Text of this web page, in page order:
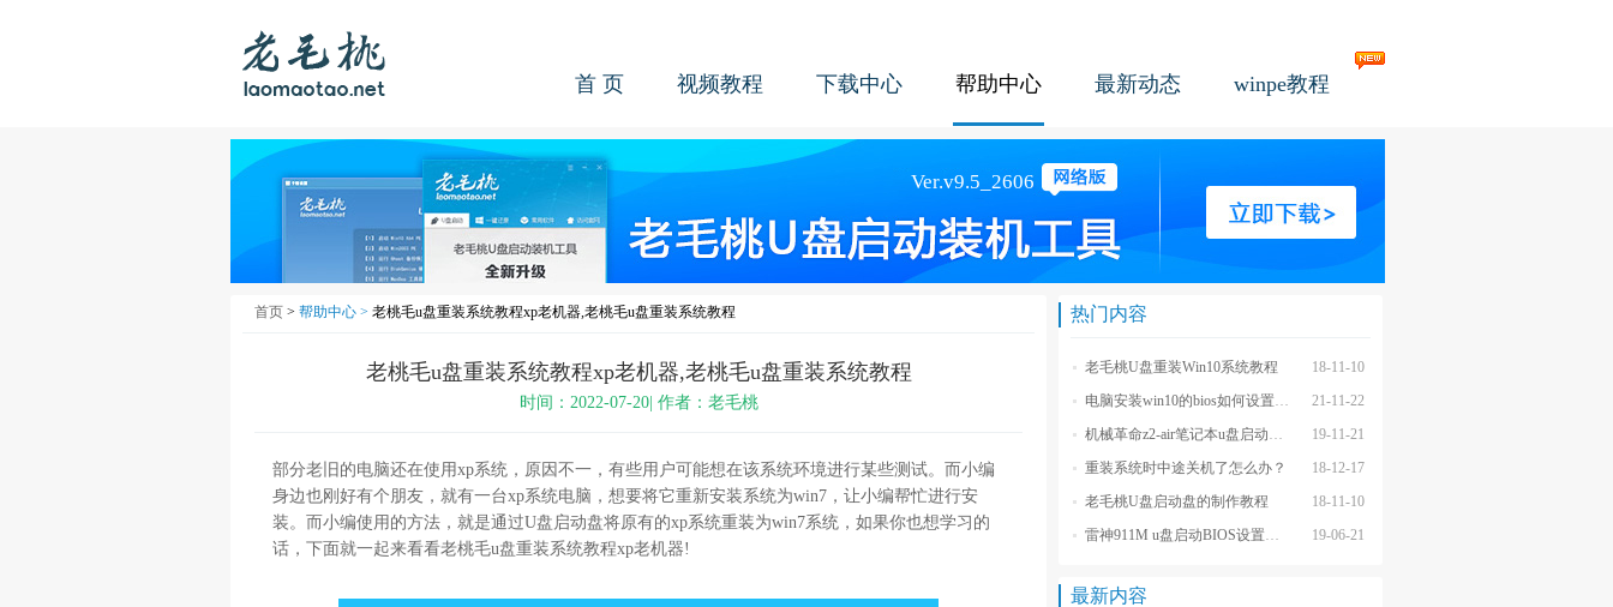
首 页 视频教程 下载中心 帮助中心 最新动态 winpe教程
首页 > 帮助中心 > 老桃毛u盘重装系统教程xp老机器,老桃毛u盘重装系统教程
老桃毛u盘重装系统教程xp老机器,老桃毛u盘重装系统教程
时间：2022-07-20| 作者：老毛桃
部分老旧的电脑还在使用xp系统，原因不一，有些用户可能想在该系统环境进行某些测试。而小编
身边也刚好有个朋友，就有一台xp系统电脑，想要将它重新安装系统为win7，让小编帮忙进行安
装。而小编使用的方法，就是通过U盘启动盘将原有的xp系统重装为win7系统，如果你也想学习的
话，下面就一起来看看老桃毛u盘重装系统教程xp老机器!
热门内容
18-11-10
老毛桃U盘重装Win10系统教程
21-11-22
电脑安装win10的bios如何设置u盘图文教程
19-11-21
机械革命z2-air笔记本u盘启动BIOS设置教程
18-12-17
重装系统时中途关机了怎么办？
18-11-10
老毛桃U盘启动盘的制作教程
19-06-21
雷神911M u盘启动BIOS设置教程
最新内容